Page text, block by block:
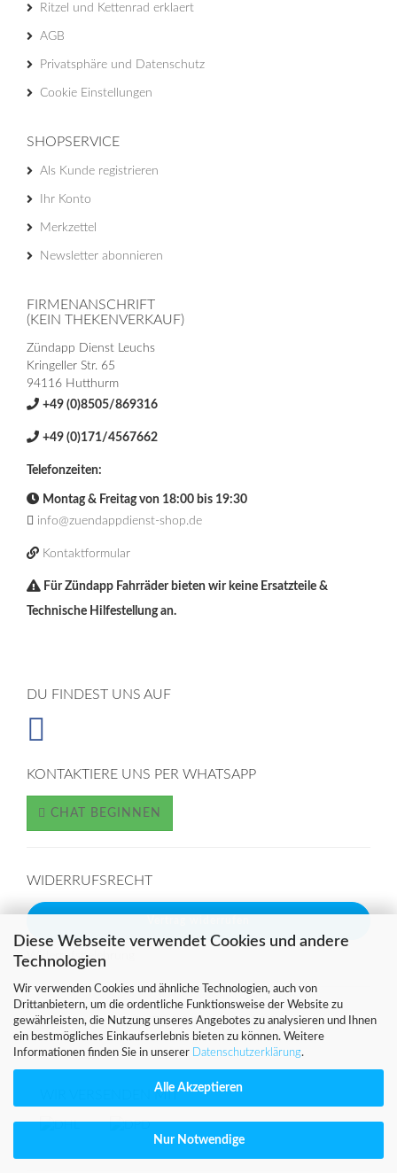
Diese Webseite verwendet Cookies und andere
Technologien
Wir verwenden Cookies und ähnliche Technologien, auch von
Drittanbietern, um die ordentliche Funktionsweise der Website zu
gewährleisten, die Nutzung unseres Angebotes zu analysieren und Ihnen
ein bestmögliches Einkaufserlebnis bieten zu können. Weitere
Informationen finden Sie in unserer
Datenschutzerklärung.
Alle Akzeptieren
Nur Notwendige
Ritzel und Kettenrad erklaert
AGB
Privatsphäre und Datenschutz
Cookie Einstellungen
SHOPSERVICE
Als Kunde registrieren
Ihr Konto
Merkzettel
Newsletter abonnieren
FIRMENANSCHRIFT
(KEIN THEKENVERKAUF)
Zündapp Dienst Leuchs
Kringeller Str. 65
94116 Hutthurm
+49 (0)8505/869316
+49 (0)171/4567662
Telefonzeiten:
Montag & Freitag von 18:00 bis 19:30
info@zuendappdienst-shop.de
Kontaktformular
Für Zündapp Fahrräder bieten wir keine Ersatzteile &
Technische Hilfestellung an.
DU FINDEST UNS AUF
KONTAKTIERE UNS PER WHATSAPP
CHAT BEGINNEN
WIDERRUFSRECHT
Widerrufsbelehrung
SICHER EINKAUFEN MIT
WIR VERSENDEN MIT